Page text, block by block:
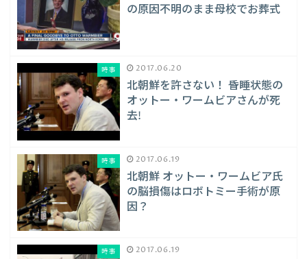
の原因不明のまま母校でお葬式
時事 2017.06.20
北朝鮮を許さない！ 昏睡状態の
オットー・ワームビアさんが死
去!
時事 2017.06.19
北朝鮮 オットー・ワームビア氏
の脳損傷はロボトミー手術が原
因？
時事 2017.06.19